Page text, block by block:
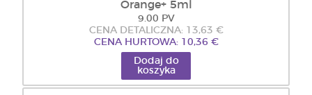
Orange+ 5ml
9.00 PV
CENA DETALICZNA: 13,63 €
CENA HURTOWA: 10,36 €
Dodaj do
koszyka